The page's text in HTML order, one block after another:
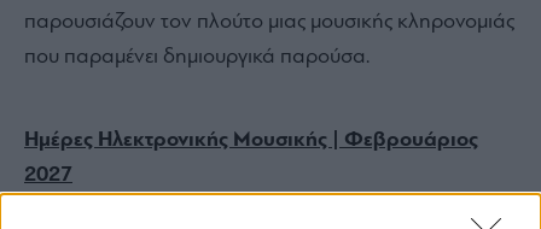
παρουσιάζουν τον πλούτο μιας μουσικής κληρονομιάς
που παραμένει δημιουργικά παρούσα.
Ημέρες Ηλεκτρονικής Μουσικής | Φεβρουάριος
2027